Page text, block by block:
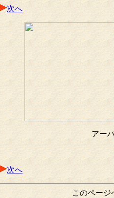
次へ
アー
次へ
このページ